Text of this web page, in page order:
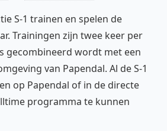
S-1 trainen en spelen de
Trainingen zijn twee keer per
gecombineerd wordt met een
van Papendal. Al de S-1
op Papendal of in de directe
programma te kunnen